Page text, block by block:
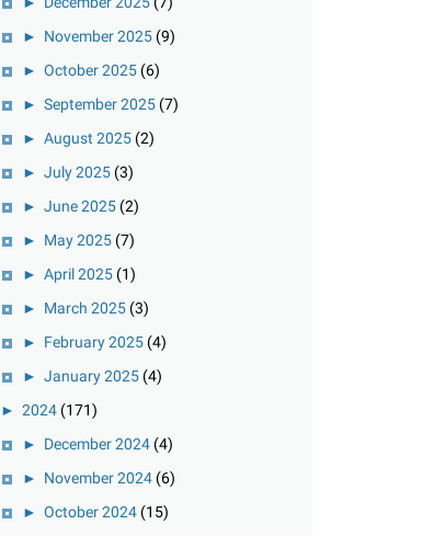
► November 2025 (9)
► October 2025 (6)
► September 2025 (7)
► August 2025 (2)
► July 2025 (3)
► June 2025 (2)
► May 2025 (7)
► April 2025 (1)
► March 2025 (3)
► February 2025 (4)
► January 2025 (4)
► 2024 (171)
► December 2024 (4)
► November 2024 (6)
► October 2024 (15)